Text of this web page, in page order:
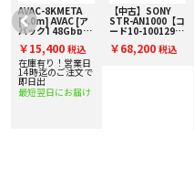
・ コンポジット端子 2系統
〇 音声出力
・ サブウーファー 2系統
・ ヘッドホン 1系統
・ S-センター 1系統
〇 音声入力
・ 光デジタル 1系統
・ 同軸デジタル 1系統
AVAC-8KMETA
[5.0m] AVAC [ア
バック] 48Gbps
ル
￥15,400 税込
在庫有り！営業日
14時迄のご注文で
即日出
最短翌日にお届け
【中古】SONY
STR-AN1000【コ
ード10-100129】
￥68,200 税込